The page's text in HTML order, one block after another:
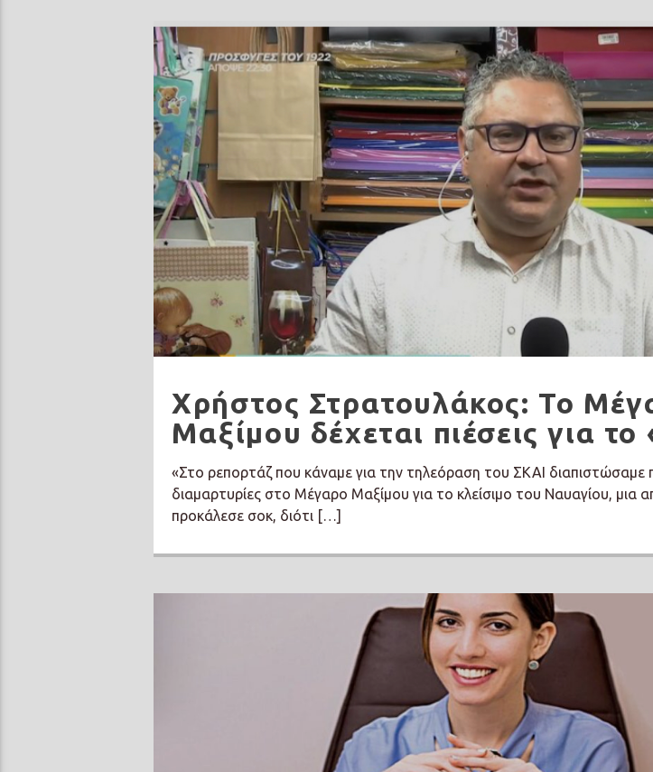
Χρήστος Στρατουλάκος: Το
Μαξίμου δέχεται πιέσεις για
«Στο ρεπορτάζ που κάναμε για την τηλεόραση του ΣΚΑΙ διαπιστώσαμε
διαμαρτυρίες στο Μέγαρο Μαξίμου για το κλείσιμο του Ναυαγίου, μια
προκάλεσε σοκ, διότι […]